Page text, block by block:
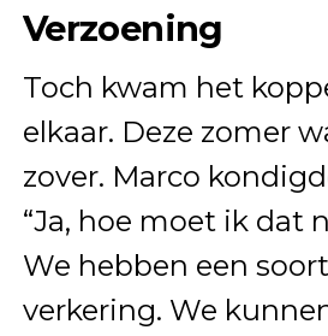
Verzoening
Toch kwam het
elkaar. Deze zomer
zover. Marco
“Ja, hoe moet ik dat
We hebben een
verkering. We